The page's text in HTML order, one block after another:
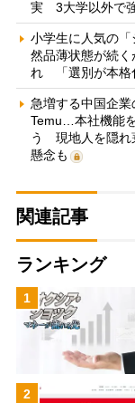
実 3大学以外で
小学生に人気の
然品薄状態が続
れ 「選別が本格
急増する中国企業
Temu…本社機能
う 現地人を隠れ
懸念も
関連記事
ランキング
1
2